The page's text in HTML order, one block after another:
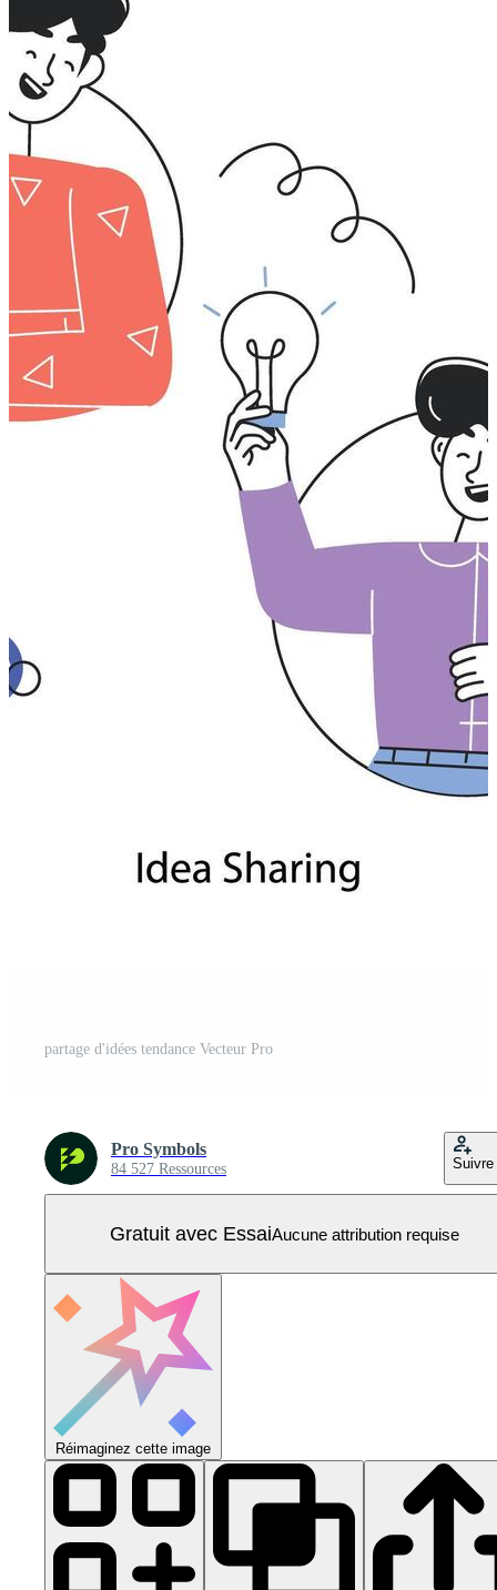
partage d'idées tendance Vecteur Pro
Pro Symbols
84 527 Ressources Suivre
Gratuit avec EssaiAucune attribution requise
Réimaginez cette image